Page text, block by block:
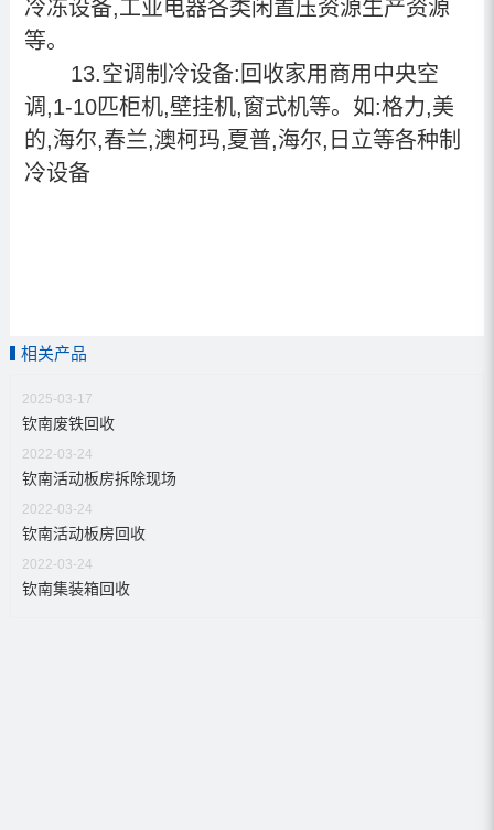
冷冻设备,工业电器各类闲置压资源生产资源
等。
13.空调制冷设备:回收家用商用中央空
调,1-10匹柜机,壁挂机,窗式机等。如:格力,美
的,海尔,春兰,澳柯玛,夏普,海尔,日立等各种制
冷设备
相关产品
2025-03-17
钦南废铁回收
2022-03-24
钦南活动板房拆除现场
2022-03-24
钦南活动板房回收
2022-03-24
钦南集装箱回收